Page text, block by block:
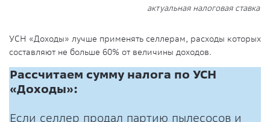
актуальная налоговая ставка
УСН «Доходы» лучше применять селлерам, расходы которых
составляют не больше 60% от величины доходов.
Рассчитаем сумму налога по УСН
«Доходы»:
Если селлер продал партию пылесосов и